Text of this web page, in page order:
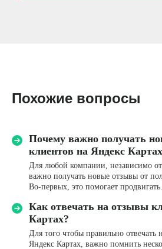
Похожие вопросы
Почему важно получать
клиентов на Яндекс
Для любой компании, независимо от
важно получать новые отзывы от
Во-первых, это помогает
Как отвечать на отзывы
Картах?
Для того чтобы правильно отвечать
Яндекс Картах, важно помнить
Имя*
Название компании
Телефон*
+7